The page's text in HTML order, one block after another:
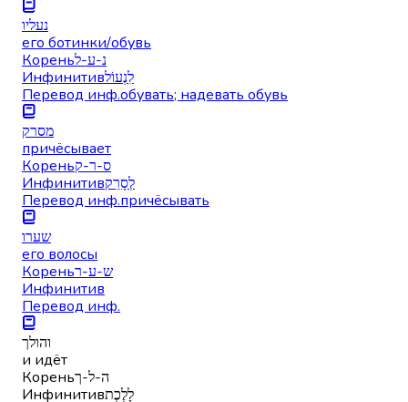
נעליו
его ботинки/обувь
Кореньנ-ע-ל
Инфинитивלִנְעוֹל
Перевод инф.обувать; надевать обувь
מסרק
причёсывает
Кореньס-ר-ק
Инфинитивלְסָרֵק
Перевод инф.причёсывать
שערו
его волосы
Кореньש-ע-ר
Инфинитив
Перевод инф.
והולך
и идёт
Кореньה-ל-ך
Инфинитивלָלֶכֶת